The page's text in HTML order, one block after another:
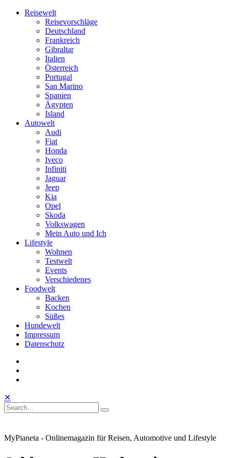
Skip
Reisewelt
Reisevorschläge
Deutschland
Frankreich
Gibraltar
Italien
Österreich
Portugal
San Marino
Spanien
Ägypten
Island
Autowelt
Audi
Fiat
Honda
Iveco
Infiniti
Jaguar
Jeep
Kia
Opel
Skoda
Volkswagen
Mein Auto und Ich
Lifestyle
Wohnen
Testwelt
Events
Verschiedenes
Foodwelt
Backen
Kochen
Süßes
Hundewelt
Impressum
Datenschutz
Toggle
Mobile
Menu
Open
Search
✕
Search
Search
for:
Search
MyPianeta - Onlinemagazin für Reisen, Automotive und Lifestyle